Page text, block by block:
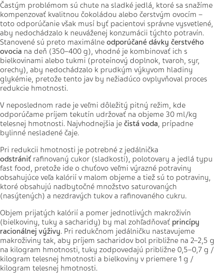
Častým problémom sú chute na sladké jedlá, ktoré sa snažíme
kompenzovať kvalitnou čokoládou alebo čerstvým ovocím –
toto odporúčanie však musí byť pacientovi správne vysvetlené,
aby nedochádzalo k neuváženej konzumácii týchto potravín.
Stanovené sú preto maximálne odporúčané dávky čerstvého
ovocia na deň (350–400 g), vhodné je kombinovať ich s
bielkovinami alebo tukmi (proteínový doplnok, tvaroh, syr,
orechy), aby nedochádzalo k prudkým výkyvom hladiny
glykémie, pretože tento jav by nežiadúco ovplyvňoval proces
redukcie hmotnosti.
V neposlednom rade je veľmi dôležitý pitný režim, kde
odporúčame príjem tekutín udržovať na objeme 30 ml/kg
telesnej hmotnosti. Najvhodnejšia je čistá voda, prípadne
bylinné nesladené čaje.
Pri redukcii hmotnosti je potrebné z jedálnička
odstrániť rafinovaný cukor (sladkosti), polotovary a jedlá typu
fast food, pretože ide o chuťovo veľmi výrazné potraviny
obsahujúce veľa kalórií v malom objeme a tiež sú to potraviny,
ktoré obsahujú nadbytočné množstvo saturovaných
(nasýtených) a nezdravých tukov a rafinovaného cukru.
Objem prijatých kalórií a pomer jednotlivých makroživín
(bielkoviny, tuky a sacharidy) by mal zohľadňovať princípy
racionálnej výživy. Pri redukčnom jedálničku nastavujeme
makroživiny tak, aby príjem sacharidov bol približne na 2–2,5 g
na kilogram hmotnosti, tuky zodpovedajú približne 0,5–0,7 g /
kilogram telesnej hmotnosti a bielkoviny v priemere 1 g /
kilogram telesnej hmotnosti.